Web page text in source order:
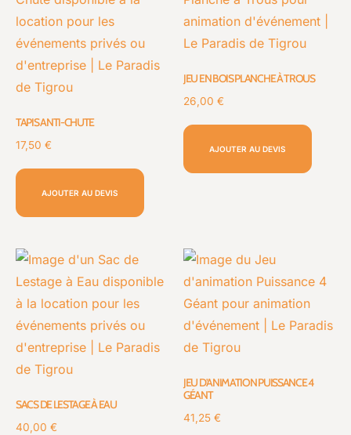
TAPIS ANTI-CHUTE
17,50 €
AJOUTER AU DEVIS
JEU EN BOIS PLANCHE À TROUS
26,00 €
AJOUTER AU DEVIS
SACS DE LESTAGE À EAU
40,00 €
JEU D’ANIMATION PUISSANCE 4
GÉANT
41,25 €